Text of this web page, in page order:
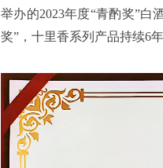
举办的2023年度“青酌奖”白
奖”，十里香系列产品持续6